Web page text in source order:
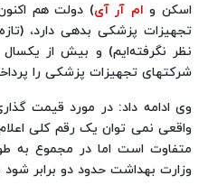
اسکن و ام آر آی
تجهیزات پزشکی بدهی دارد،
شرکتهای تجهیزات پزشکی را
وی ادامه داد: در مورد قیمت
واقعی نمی توان یک رقم کلی
متفاوت است اما در مجموع به
وزارت بهداشت حدود دو برابر